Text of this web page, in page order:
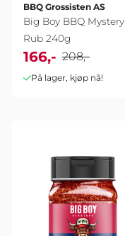
BBQ Grossisten AS
Big Boy BBQ Mystery
Rub 240g
166,- 208,-
På lager, kjøp nå!